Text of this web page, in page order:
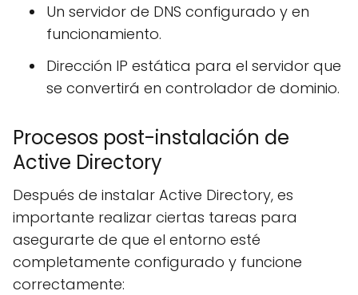
Un servidor de DNS configurado y en
funcionamiento.
Dirección IP estática para el servidor que
se convertirá en controlador de dominio.
Procesos post-instalación de
Active Directory
Después de instalar Active Directory, es
importante realizar ciertas tareas para
asegurarte de que el entorno esté
completamente configurado y funcione
correctamente: